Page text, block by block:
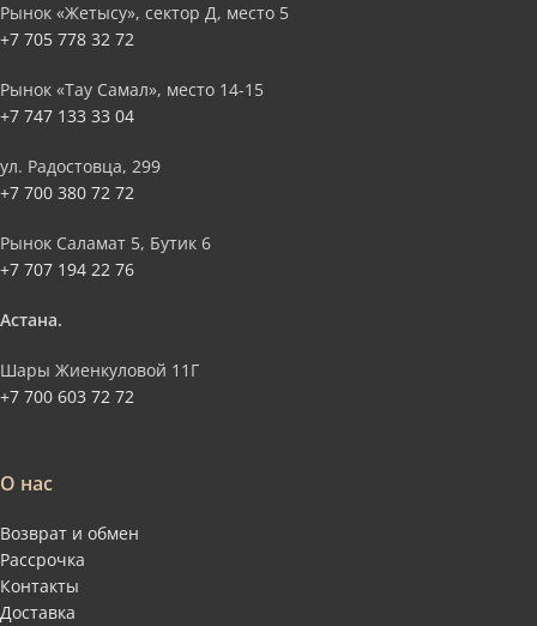
Рынок «Жетысу», сектор Д, место 5
+7 705 778 32 72
Рынок «Тау Самал», место 14-15
+7 747 133 33 04
ул. Радостовца, 299
+7 700 380 72 72
Рынок Саламат 5, Бутик 6
+7 707 194 22 76
Астана.
Шары Жиенкуловой 11Г
+7 700 603 72 72
О нас
Возврат и обмен
Рассрочка
Контакты
Доставка